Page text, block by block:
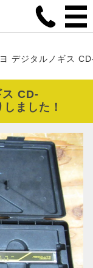
デジタルノギス
CD-
ました！